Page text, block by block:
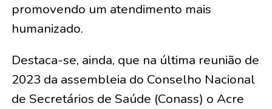
promovendo um atendimento mais
humanizado.
Destaca-se, ainda, que na última reunião de
2023 da assembleia do Conselho Nacional
de Secretários de Saúde (Conass) o Acre